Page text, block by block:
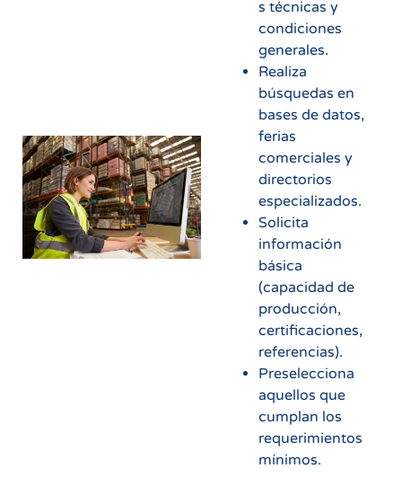
s técnicas y
condiciones
generales.
Realiza
búsquedas en
bases de datos,
ferias
comerciales y
directorios
especializados.
Solicita
información
básica
(capacidad de
producción,
certificaciones,
referencias).
Preselecciona
aquellos que
cumplan los
requerimientos
mínimos.